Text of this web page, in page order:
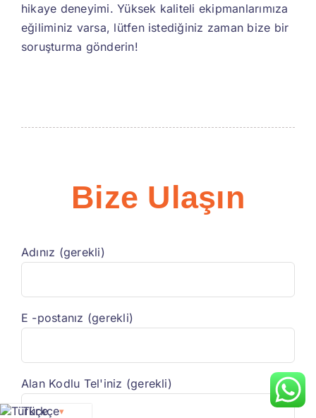
hikaye deneyimi. Yüksek kaliteli ekipmanlarımıza
eğiliminiz varsa, lütfen istediğiniz zaman bize bir
soruşturma gönderin!
Bize Ulaşın
Adınız (gerekli)
E -postanız (gerekli)
Alan Kodlu Tel'iniz (gerekli)
Türkçe